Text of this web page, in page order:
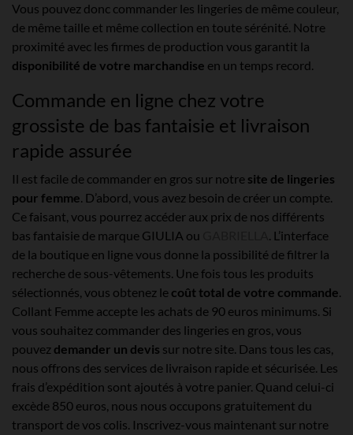
Vous pouvez donc commander les lingeries de même couleur,
de même taille et même collection en toute sérénité. Notre
proximité avec les firmes de production vous garantit la
disponibilité de votre marchandise en un temps record.
Commande en ligne chez votre
grossiste de bas fantaisie et livraison
rapide assurée
Il est facile de commander en gros sur notre site de lingeries
pour femme. D’abord, vous avez besoin de créer un compte.
Ce faisant, vous pourrez accéder aux prix de nos différents
bas fantaisie de marque GIULIA ou
. L’interface
de la boutique en ligne vous donne la possibilité de filtrer la
recherche de sous-vêtements. Une fois tous les produits
sélectionnés, vous obtenez le coût total de votre commande.
Collant Femme accepte les achats de 90 euros minimums. Si
vous souhaitez commander des lingeries en gros, vous
pouvez demander un devis sur notre site. Dans tous les cas,
nous offrons des services de livraison rapide et sécurisée. Les
frais d’expédition sont ajoutés à votre panier. Quand celui-ci
excède 850 euros, nous nous occupons gratuitement du
transport de vos colis. Inscrivez-vous maintenant sur notre